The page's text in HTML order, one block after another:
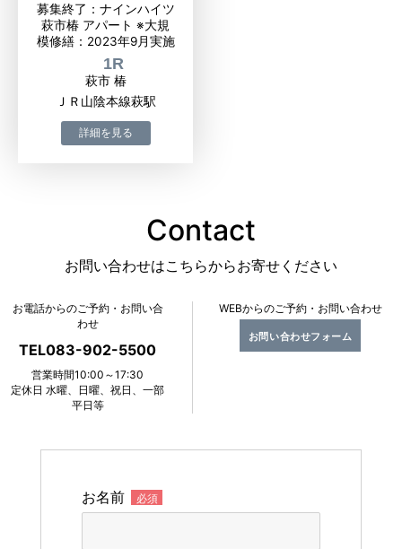
募集終了：ナインハイツ
萩市椿 アパート ※大規
模修繕：2023年9月実施
1R
萩市 椿
ＪＲ山陰本線萩駅
Contact
お問い合わせはこちらからお寄せください
お電話からのご予約・お問い合
わせ
TEL083-902-5500
営業時間10:00～17:30
定休日 水曜、日曜、祝日、一部
平日等
WEBからのご予約・お問い合わせ
お問い合わせフォーム
お名前 必須